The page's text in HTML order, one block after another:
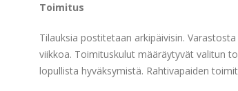
Toimitus
Tilauksia postitetaan arkipäivisin.
viikkoa. Toimituskulut määräytyvät valitun
lopullista hyväksymistä. Rahtivapaiden